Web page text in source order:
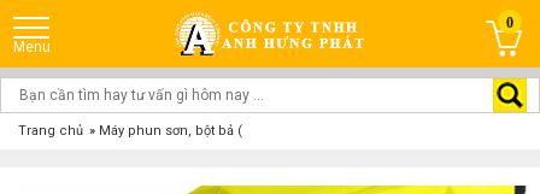
0
Trang chủ » Máy phun sơn, bột bả (Piston)